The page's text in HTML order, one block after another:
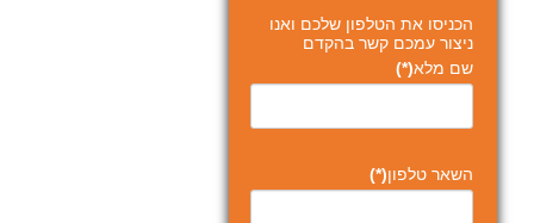
הכניסו את הטלפון שלכם ואנו
ניצור עמכם קשר בהקדם
שם מלא(*)
השאר טלפון(*)